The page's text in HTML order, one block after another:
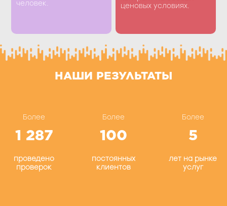
человек.
ценовых условиях.
НАШИ РЕЗУЛЬТАТЫ
Более
1 287
проведено
проверок
Более
100
постоянных
клиентов
Более
5
лет на рынке
услуг